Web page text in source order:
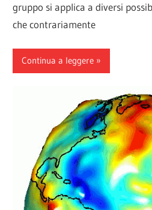
gruppo si applica a diversi
che contrariamente
Continua a leggere